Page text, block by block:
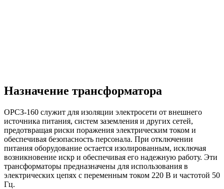
Назначение трансформатора
OPCЗ-160 служит для изоляции электросети от внешнего
источника питания, систем заземления и других сетей,
предотвращая риски поражения электрическим током и
обеспечивая безопасность персонала. При отключении
питания оборудование остается изолированным, исключая
возникновение искр и обеспечивая его надежную работу. Эти
трансформаторы предназначены для использования в
электрических цепях с переменным током 220 В и частотой 50
Гц.